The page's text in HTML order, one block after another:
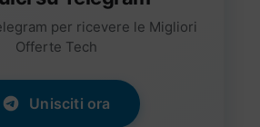
per ricevere le Migliori
Offerte Tech
Unisciti ora